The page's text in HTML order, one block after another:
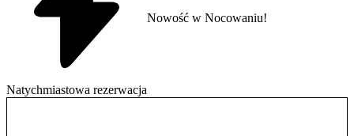
Natychmiastowa rezerwacja
Nowość w Nocowaniu!